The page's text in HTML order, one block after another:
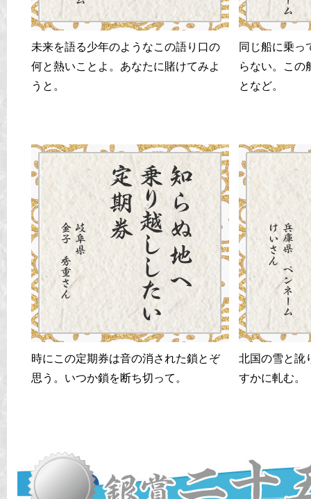
未来を語る少年のようなこの語り口の
何と熱いことよ。あなたに賭けてみよ
うと。
同じ船に乗っ
らない。この
となど。
時にこの定期券は音の消された鎖とぞ
思う。いつか鎖を断ち切って。
北国の雪と訛
すかに軋む。